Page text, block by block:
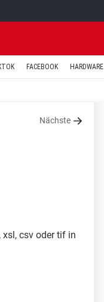
FACEBOOK HARDWARE
Nächste
xsl, csv oder tif in